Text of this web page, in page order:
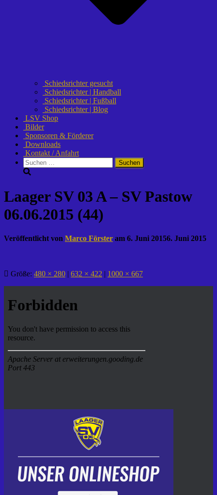
Schiedsrichter gesucht
Schiedsrichter | Handball
Schiedsrichter | Fußball
Schiedsrichter | Blog
LSV Shop
Bilder
Sponsoren & Förderer
Downloads
Kontakt / Anfahrt
Suchen
nach:
Laager SV 03 A – SV Pastow
06.06.2015 (44)
Veröffentlicht von Marco Förster am 6. Juni 20156. Juni 2015
Größe: 480 × 280 | 632 × 422 | 1000 × 667